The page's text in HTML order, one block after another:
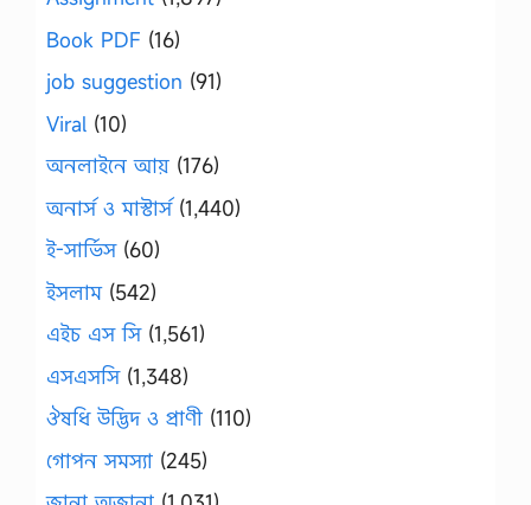
Book PDF (16)
job suggestion (91)
Viral (10)
অনলাইনে আয় (176)
অনার্স ও মাস্টার্স(1,440)
ই-সার্ভিস(60)
ইসলাম(542)
এইচ এস সি(1,561)
এসএসসি(1,348)
ঔষধি উদ্ভিদ ও প্রাণী (110)
গোপন সমস্যা (245)